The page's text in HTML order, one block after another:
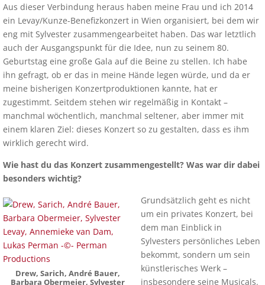
Aus dieser Verbindung heraus haben meine Frau und ich 2014
ein Levay/Kunze-Benefizkonzert in Wien organisiert, bei dem wir
eng mit Sylvester zusammengearbeitet haben. Das war letztlich
auch der Ausgangspunkt für die Idee, nun zu seinem 80.
Geburtstag eine große Gala auf die Beine zu stellen. Ich habe
ihn gefragt, ob er das in meine Hände legen würde, und da er
meine bisherigen Konzertproduktionen kannte, hat er
zugestimmt. Seitdem stehen wir regelmäßig in Kontakt –
manchmal wöchentlich, manchmal seltener, aber immer mit
einem klaren Ziel: dieses Konzert so zu gestalten, dass es ihm
wirklich gerecht wird.
Wie hast du das Konzert zusammengestellt? Was war dir dabei
besonders wichtig?
Drew, Sarich, André Bauer,
Barbara Obermeier, Sylvester
Grundsätzlich geht es nicht
um ein privates Konzert, bei
dem man Einblick in
Sylvesters persönliches Leben
bekommt, sondern um sein
künstlerisches Werk –
insbesondere seine Musicals.